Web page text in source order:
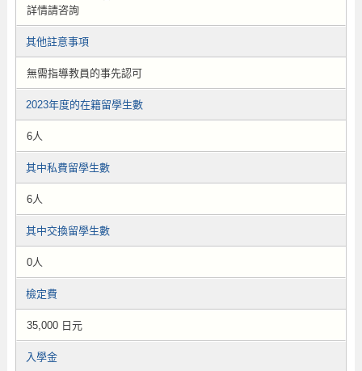
詳情請咨詢
其他註意事項
無需指導教員的事先認可
2023年度的在籍留學生數
6人
其中私費留學生數
6人
其中交換留學生數
0人
檢定費
35,000 日元
入學金